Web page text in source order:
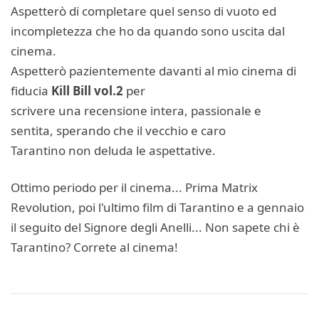
Aspetterò di completare quel senso di vuoto ed
incompletezza che ho da quando sono uscita dal
cinema.
Aspetterò pazientemente davanti al mio cinema di
fiducia Kill Bill vol.2 per
scrivere una recensione intera, passionale e
sentita, sperando che il vecchio e caro
Tarantino non deluda le aspettative.
Ottimo periodo per il cinema... Prima Matrix
Revolution, poi l'ultimo film di Tarantino e a gennaio
il seguito del Signore degli Anelli... Non sapete chi è
Tarantino? Correte al cinema!